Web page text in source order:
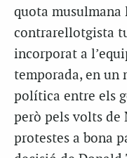
quota
contrarellotgista
incorporat a
temporada, en un
política entre els
però pels volts de
protestes a bona